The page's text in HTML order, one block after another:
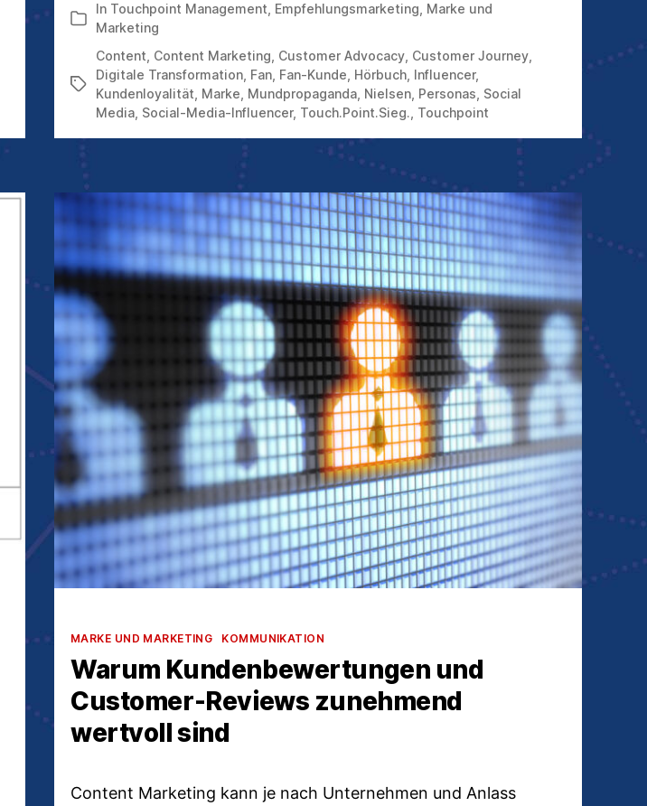
Kategorien
In Touchpoint Management Empfehlungsmarketing Marke und
Marketing
Schlagwörter
Content Content Marketing Customer Advocacy Customer Journey
Digitale Transformation Fan Fan-Kunde Hörbuch Influencer,
Kundenloyalität Marke Mundpropaganda Nielsen Personas Social
Media Social-Media-Influencer, Touch.Point.Sieg. Touchpoint
Kategorien
MARKE UND MARKETING KOMMUNIKATION
Warum Kundenbewertungen und
Customer-Reviews zunehmend
wertvoll sind
Content Marketing kann je nach Unternehmen und Anlass